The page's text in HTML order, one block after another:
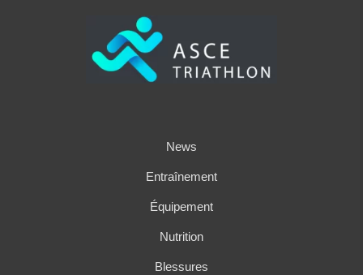
News
Entraînement
Équipement
Nutrition
Blessures